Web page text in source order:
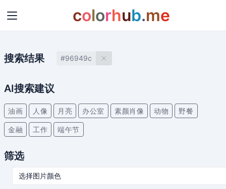
colorhub.me
搜索结果 #96949c
AI搜索建议
油画 人像 月亮 办公室 素颜肖像 动物 野餐
金融 工作 端午节
筛选